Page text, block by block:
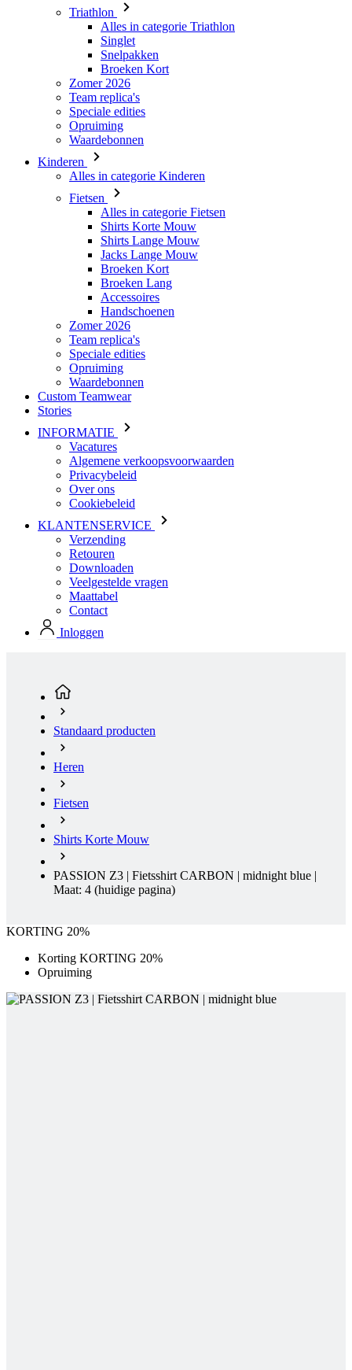
Triathlon
Alles in categorie Triathlon
Singlet
Snelpakken
Broeken Kort
Zomer 2026
Team replica's
Speciale edities
Opruiming
Waardebonnen
Kinderen
Alles in categorie Kinderen
Fietsen
Alles in categorie Fietsen
Shirts Korte Mouw
Shirts Lange Mouw
Jacks Lange Mouw
Broeken Kort
Broeken Lang
Accessoires
Handschoenen
Zomer 2026
Team replica's
Speciale edities
Opruiming
Waardebonnen
Custom Teamwear
Stories
INFORMATIE
Vacatures
Algemene verkoopsvoorwaarden
Privacybeleid
Over ons
Cookiebeleid
KLANTENSERVICE
Verzending
Retouren
Downloaden
Veelgestelde vragen
Maattabel
Contact
Inloggen
Standaard producten
Heren
Fietsen
Shirts Korte Mouw
PASSION Z3 | Fietsshirt CARBON | midnight blue |
Maat: 4 (huidige pagina)
KORTING 20%
Korting KORTING 20%
Opruiming